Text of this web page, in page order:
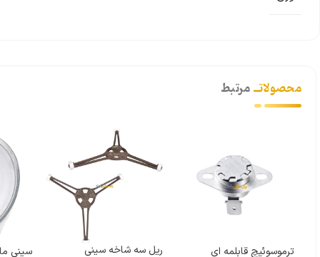
محصولاتــمرتبط
ترموسوئیچ قابلمه ای
ریل سه شاخه سینی